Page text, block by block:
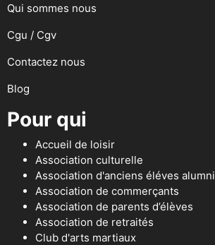
Qui sommes nous
Cgu / Cgv
Contactez nous
Blog
Pour qui
Accueil de loisir
Association culturelle
Association d'anciens éléves alumni
Association de commerçants
Association de parents d’élèves
Association de retraités
Club d'arts martiaux